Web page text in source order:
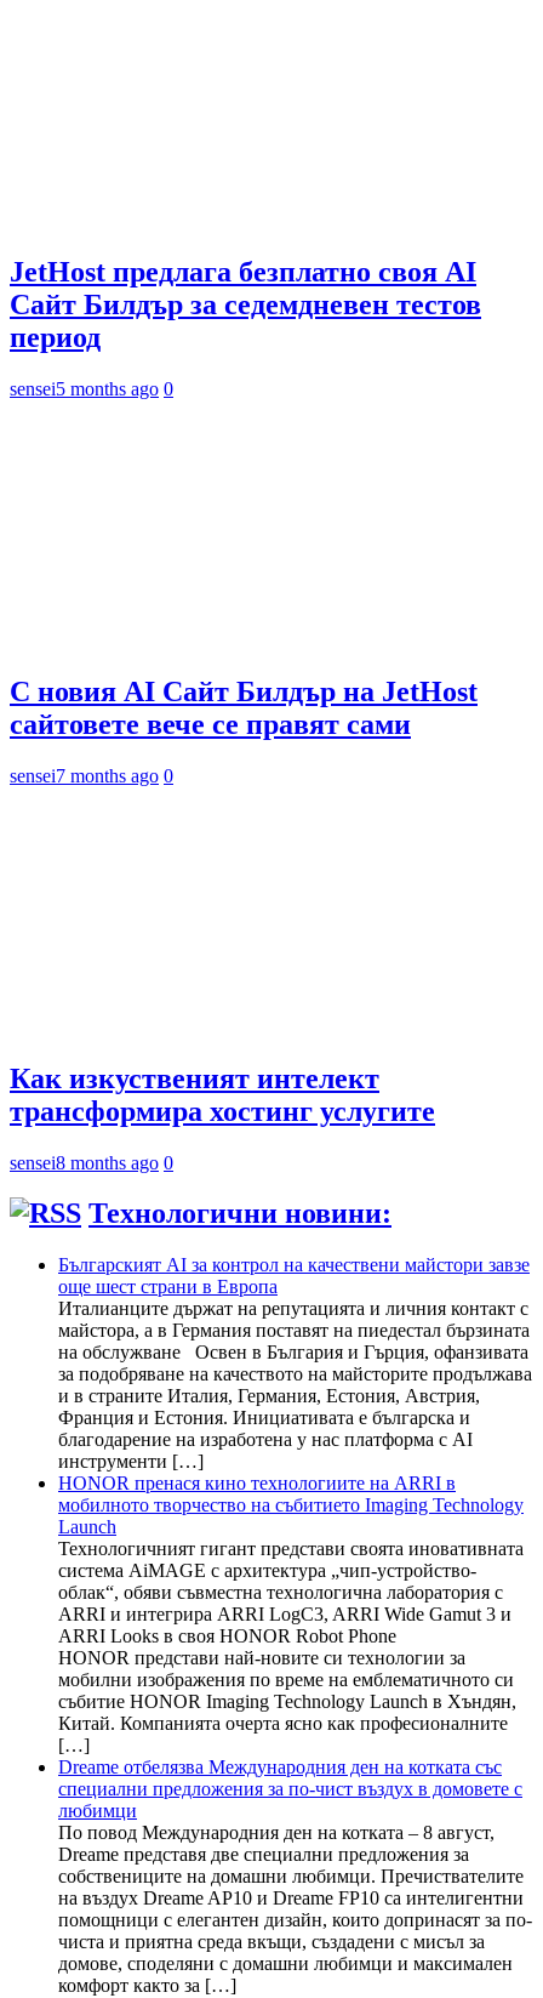
JetHost предлага безплатно своя AI
Сайт Билдър за седемдневен тестов
период
sensei5 months ago 0
С новия AI Сайт Билдър на JetHost
сайтовете вече се правят сами
sensei7 months ago 0
Как изкуственият интелект
трансформира хостинг услугите
sensei8 months ago 0
Технологични новини:
Българският AI за контрол на качествени майстори завзе
още шест страни в Европа
Италианците държат на репутацията и личния контакт с
майстора, а в Германия поставят на пиедестал бързината
на обслужване Освен в България и Гърция, офанзивата
за подобряване на качеството на майсторите продължава
и в страните Италия, Германия, Естония, Австрия,
Франция и Естония. Инициативата е българска и
благодарение на изработена у нас платформа с AI
инструменти […]
HONOR пренася кино технологиите на ARRI в
мобилното творчество на събитието Imaging Technology
Launch
Технологичният гигант представи своята иновативната
система AiMAGE с архитектура „чип-устройство-
облак“, обяви съвместна технологична лаборатория с
ARRI и интегрира ARRI LogC3, ARRI Wide Gamut 3 и
ARRI Looks в своя HONOR Robot Phone
HONOR представи най-новите си технологии за
мобилни изображения по време на емблематичното си
събитие HONOR Imaging Technology Launch в Хъндян,
Китай. Компанията очерта ясно как професионалните
[…]
Dreame отбелязва Международния ден на котката със
специални предложения за по-чист въздух в домовете с
любимци
По повод Международния ден на котката – 8 август,
Dreame представя две специални предложения за
собствениците на домашни любимци. Пречиствателите
на въздух Dreame AP10 и Dreame FP10 са интелигентни
помощници с елегантен дизайн, които допринасят за по-
чиста и приятна среда вкъщи, създадени с мисъл за
домове, споделяни с домашни любимци и максимален
комфорт както за […]